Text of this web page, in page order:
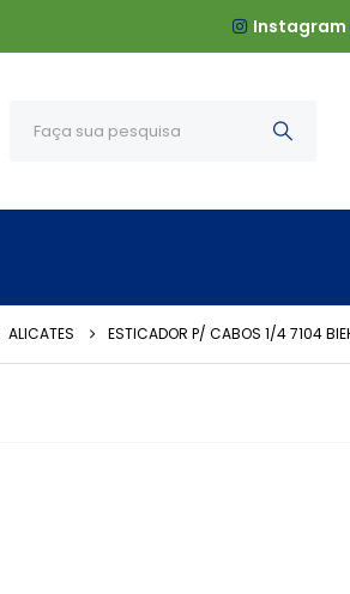
Instagram
ALICATES ESTICADOR P/ CABOS 1/4 7104